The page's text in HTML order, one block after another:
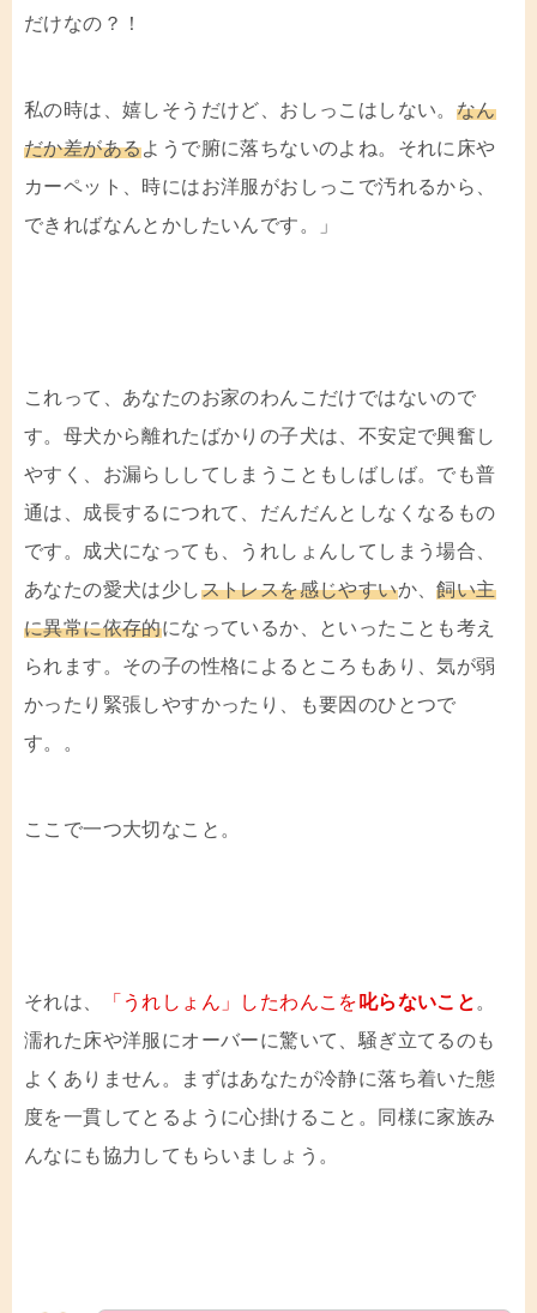
だけなの？！
私の時は、嬉しそうだけど、おしっこはしない。 なん
だか差があるようで腑に落ちないのよね。それに床や
カーペット、時にはお洋服がおしっこで汚れるから、
できればなんとかしたいんです。」
これって、あなたのお家のわんこだけではないので
す。母犬から離れたばかりの子犬は、不安定で興奮し
やすく、お漏らししてしまうこともしばしば。でも普
通は、成長するにつれて、だんだんとしなくなるもの
です。成犬になっても、うれしょんしてしまう場合、
あなたの愛犬は少しストレスを感じやすいか、飼い主
に異常に依存的になっているか、といったことも考え
られます。その子の性格によるところもあり、気が弱
かったり緊張しやすかったり、も要因のひとつで
す。。
ここで一つ大切なこと。
それは、 「 うれしょん」したわんこを 叱らないこと。
濡れた床や洋服にオーバーに驚いて、騒ぎ立てるのも
よくありません。まずはあなたが冷静に落ち着いた態
度を一貫してとるように心掛けること。同様に家族み
んなにも協力してもらいましょう。